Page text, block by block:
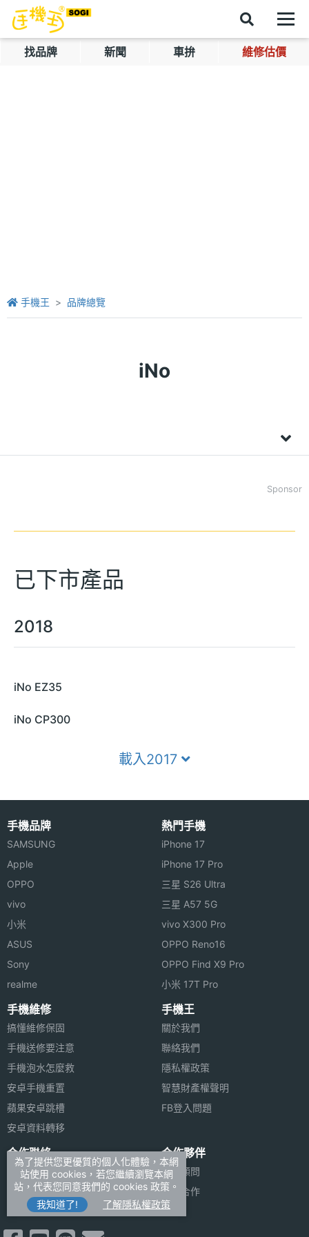
找品牌 新聞 車拚 維修估價
手機王 品牌總覽
iNo
Sponsor
已下市產品
2018
iNo EZ35
iNo CP300
載入2017
手機品牌
SAMSUNG
Apple
OPPO
vivo
小米
ASUS
Sony
realme
熱門手機
iPhone 17
iPhone 17 Pro
三星 S26 Ultra
三星 A57 5G
vivo X300 Pro
OPPO Reno16
OPPO Find X9 Pro
小米 17T Pro
手機維修
搞懂維修保固
手機送修要注意
手機泡水怎麼救
安卓手機重置
蘋果安卓跳槽
安卓資料轉移
手機王
關於我們
聯絡我們
隱私權政策
智慧財產權聲明
FB登入問題
合作聯絡
廣告刊登
加入商店報價
新聞聯絡
合作夥伴
法律顧問
媒體合作
為了提供您更優質的個人化體驗，本網
站使用 cookies，若您繼續瀏覽本網
站，代表您同意我們的 cookies 政策。
我知道了!
了解隱私權政策